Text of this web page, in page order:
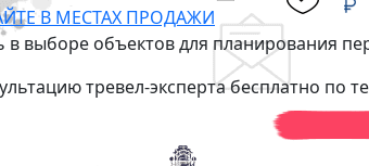
В МЕСТАХ ПРОДАЖИ
выборе объектов для планирования
тревел-эксперта бесплатно по